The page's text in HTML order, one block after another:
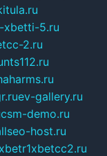
xbetti-5.ru
2.ru
ev-gallery.ru
csm-demo.ru
host.ru